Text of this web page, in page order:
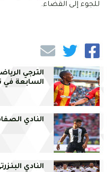
للجوء إلى القضاء.
الترجي
السابعة في
النادي
النادي